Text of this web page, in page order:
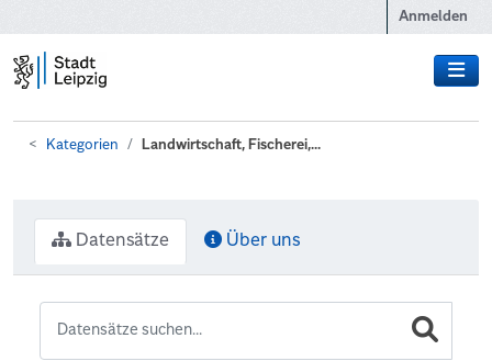
Anmelden
Kategorien Landwirtschaft, Fischerei,...
Datensätze Über uns